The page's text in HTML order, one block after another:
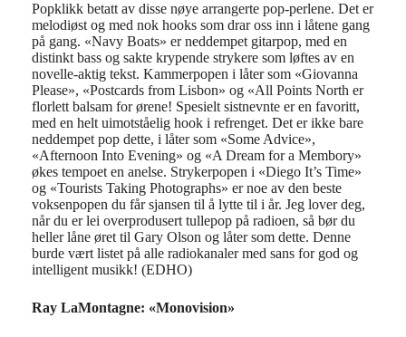
Popklikk betatt av disse nøye arrangerte pop-perlene. Det er
melodiøst og med nok hooks som drar oss inn i låtene gang
på gang. «Navy Boats» er neddempet gitarpop, med en
distinkt bass og sakte krypende strykere som løftes av en
novelle-aktig tekst. Kammerpopen i låter som «Giovanna
Please», «Postcards from Lisbon» og «All Points North er
florlett balsam for ørene! Spesielt sistnevnte er en favoritt,
med en helt uimotståelig hook i refrenget. Det er ikke bare
neddempet pop dette, i låter som «Some Advice»,
«Afternoon Into Evening» og «A Dream for a Membory»
økes tempoet en anelse. Strykerpopen i «Diego It’s Time»
og «Tourists Taking Photographs» er noe av den beste
voksenpopen du får sjansen til å lytte til i år. Jeg lover deg,
når du er lei overprodusert tullepop på radioen, så bør du
heller låne øret til Gary Olson og låter som dette. Denne
burde vært listet på alle radiokanaler med sans for god og
intelligent musikk! (EDHO)
Ray LaMontagne: «Monovision»